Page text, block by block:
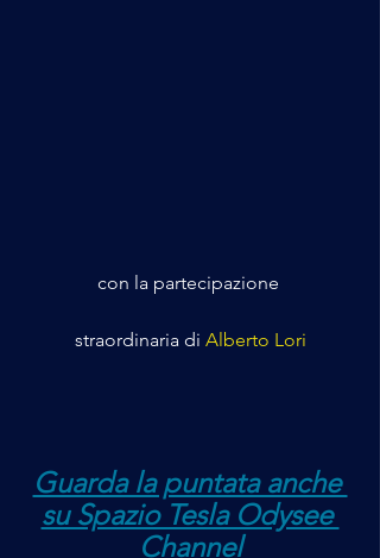
con la partecipazione
straordinaria di Alberto Lori
Guarda la puntata anche
su Spazio Tesla Odysee
Channel